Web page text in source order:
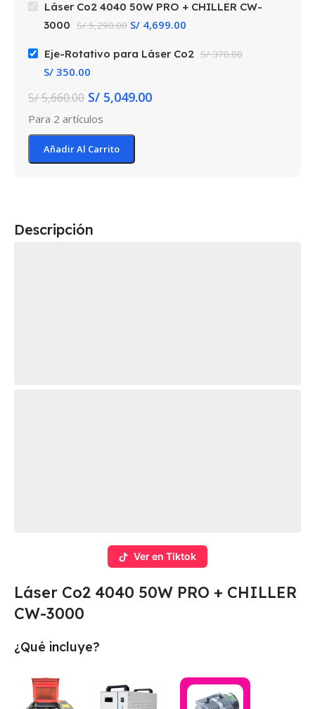
Láser Co2 4040 50W PRO + CHILLER CW-
3000 S/5,290.00 S/ 4,699.00
Eje-Rotativo para Láser Co2 S/370.00
S/ 350.00
S/5,660.00 S/ 5,049.00
Para 2 artículos
Añadir Al Carrito
Descripción
Ver en Tiktok
Láser Co2 4040 50W PRO + CHILLER
CW-3000
¿Qué incluye?